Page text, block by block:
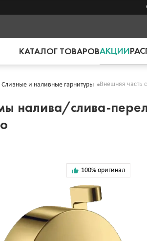
КАТАЛОГ ТОВАРОВАКЦИИ
Сливные и наливные гарнитуры Внешняя часть
налива/слива-
100% оригинал